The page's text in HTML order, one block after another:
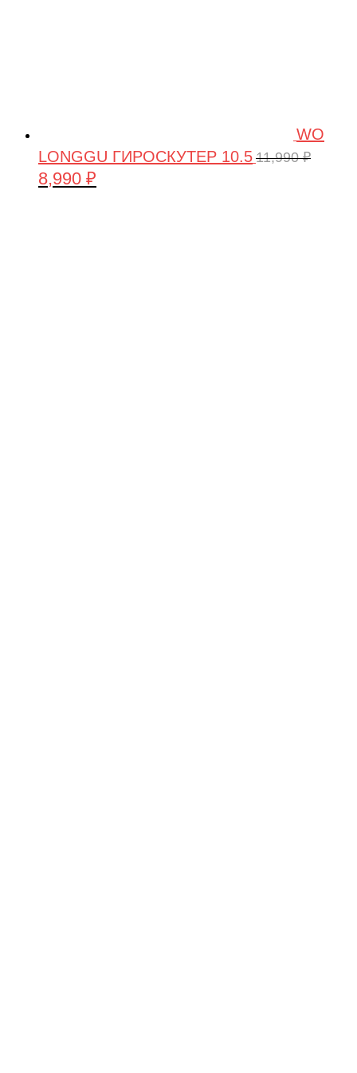
WO
LONGGU ГИРОСКУТЕР 10.5 11,990₽
Первоначальная
8,990 ₽